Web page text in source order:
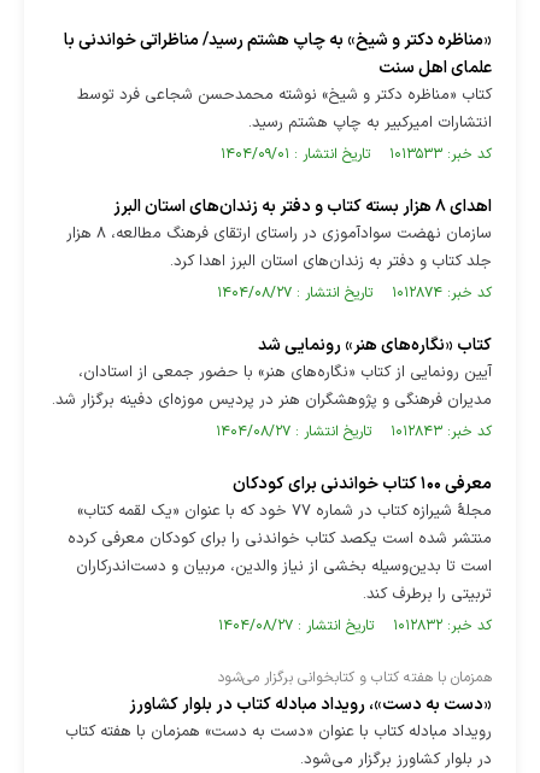
«مناظره دکتر و شیخ» به چاپ هشتم رسید/ مناظراتی خواندنی با
علمای اهل سنت
کتاب «مناظره دکتر و شیخ» نوشته محمدحسن شجاعی فرد توسط
انتشارات امیرکبیر به چاپ هشتم رسید.
کد خبر: ۱۰۱۳۵۳۳ تاریخ انتشار : ۱۴۰۴/۰۹/۰۱
اهدای ۸ هزار بسته کتاب و دفتر به زندان‌های استان البرز
سازمان نهضت سوادآموزی در راستای ارتقای فرهنگ مطالعه، ۸ هزار
جلد کتاب و دفتر به زندان‌های استان البرز اهدا کرد.
کد خبر: ۱۰۱۲۸۷۴ تاریخ انتشار : ۱۴۰۴/۰۸/۲۷
کتاب «نگاره‌های هنر» رونمایی شد
آیین رونمایی از کتاب «نگاره‌های هنر» با حضور جمعی از استادان،
مدیران فرهنگی و پژوهشگران هنر در پردیس موزه‌ای دفینه برگزار شد.
کد خبر: ۱۰۱۲۸۴۳ تاریخ انتشار : ۱۴۰۴/۰۸/۲۷
معرفی ۱۰۰ کتاب خواندنی برای کودکان
مجلۀ شیرازه کتاب در شماره ۷۷ خود که با عنوان «یک لقمه کتاب»
منتشر شده است یکصد کتاب خواندنی را برای کودکان معرفی کرده
است تا بدین‌وسیله بخشی از نیاز والدین، مربیان و دست‌اندرکاران
تربیتی را برطرف کند.
کد خبر: ۱۰۱۲۸۳۲ تاریخ انتشار : ۱۴۰۴/۰۸/۲۷
همزمان با هفته کتاب و کتابخوانی برگزار می‌شود
«دست به دست»، رویداد مبادله کتاب در بلوار کشاورز
رویداد مبادله کتاب با عنوان «دست به دست» همزمان با هفته کتاب
در بلوار کشاورز برگزار می‌شود.